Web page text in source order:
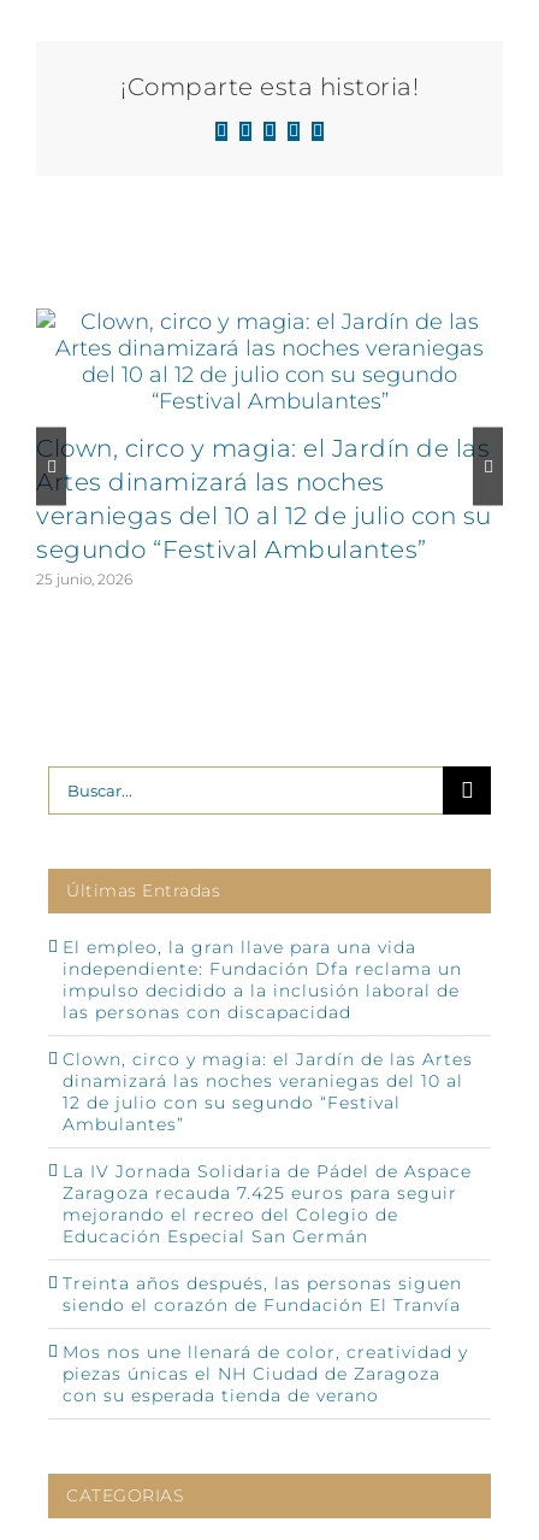
¡Comparte esta historia!
Facebook
X LinkedIn
WhatsApp
Correo
Clown, circo y magia: el Jardín de las
Artes dinamizará las noches
veraniegas del 10 al 12 de julio con su
segundo “Festival Ambulantes”
25 junio, 2026
Buscar:
Últimas Entradas
El empleo, la gran llave para una vida
independiente: Fundación Dfa reclama un
impulso decidido a la inclusión laboral de
las personas con discapacidad
Clown, circo y magia: el Jardín de las Artes
dinamizará las noches veraniegas del 10 al
12 de julio con su segundo “Festival
Ambulantes”
La IV Jornada Solidaria de Pádel de Aspace
Zaragoza recauda 7.425 euros para seguir
mejorando el recreo del Colegio de
Educación Especial San Germán
Treinta años después, las personas siguen
siendo el corazón de Fundación El Tranvía
Mos nos une llenará de color, creatividad y
piezas únicas el NH Ciudad de Zaragoza
con su esperada tienda de verano
CATEGORIAS